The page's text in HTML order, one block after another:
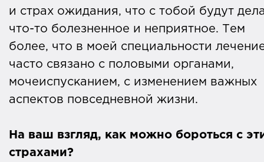
и страх ожидания, что с тобой будут
что-то болезненное и неприятное. Тем
более, что в моей специальности
часто связано с половыми органами,
мочеиспусканием, с изменением важных
аспектов повседневной жизни.
На ваш взгляд, как можно бороться с
страхами?